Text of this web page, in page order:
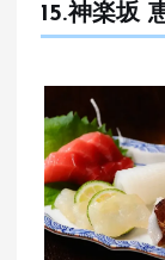
15.神楽坂